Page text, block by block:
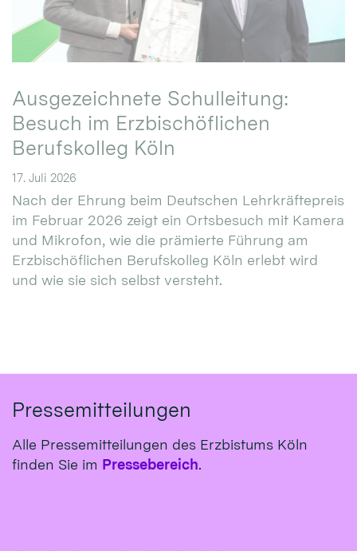
Ausgezeichnete Schulleitung:
Besuch im Erzbischöflichen
Berufskolleg Köln
17. Juli 2026
Nach der Ehrung beim Deutschen Lehrkräftepreis
im Februar 2026 zeigt ein Ortsbesuch mit Kamera
und Mikrofon, wie die prämierte Führung am
Erzbischöflichen Berufskolleg Köln erlebt wird
und wie sie sich selbst versteht.
Pressemitteilungen
Alle Pressemitteilungen des Erzbistums Köln
finden Sie im Pressebereich.